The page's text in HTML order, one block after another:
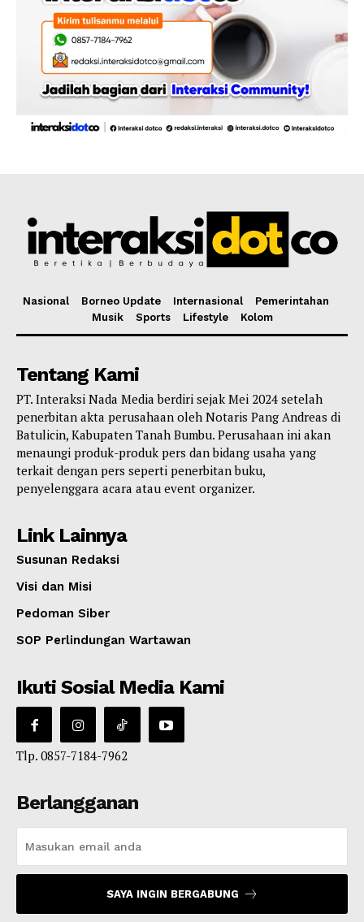
Nasional Borneo Update Internasional
Pemerintahan
Musik
Sports Lifestyle Kolom
Tentang Kami
PT. Interaksi Nada Media berdiri sejak Mei 2024 setelah
penerbitan akta perusahaan oleh Notaris Pang Andreas di
Batulicin, Kabupaten Tanah Bumbu. Perusahaan ini akan
menaungi produk-produk pers dan bidang usaha yang
terkait dengan pers seperti penerbitan buku,
penyelenggara acara atau event organizer.
Link Lainnya
Susunan Redaksi
Visi dan Misi
Pedoman Siber
SOP Perlindungan Wartawan
Ikuti Sosial Media Kami
Tlp. 0857-7184-7962
Berlangganan
SAYA INGIN BERGABUNG